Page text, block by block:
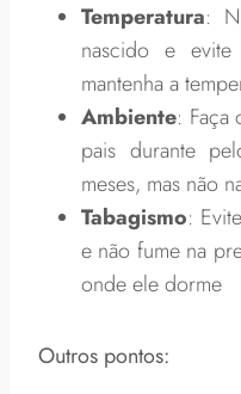
Temperatura:
nascido e
mantenha a
Ambiente:
pais durante
meses, mas não
Tabagismo:
e não fume na
onde ele dorme
Outros pontos: